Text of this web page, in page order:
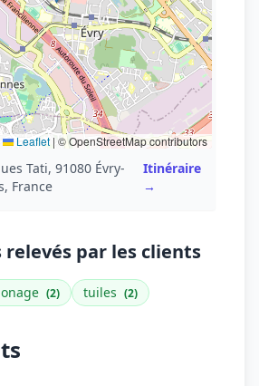
Leaflet | © OpenStreetMap contributors
Tati, 91080 Évry-
France
Itinéraire
→
par les clients
(2) tuiles (2)